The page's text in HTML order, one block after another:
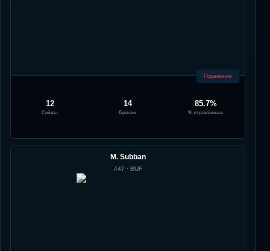
Поражение
12
Сейвы
14
Броски
85.7%
% отражённых
M. Subban
#47 · BUF